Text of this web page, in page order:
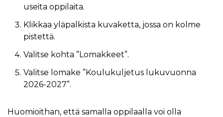
useita oppilaita.
Klikkaa yläpalkista kuvaketta, jossa on kolme
pistettä.
Valitse kohta ”Lomakkeet”.
Valitse lomake ”Koulukuljetus lukuvuonna
2026-2027”.
Huomioithan, että samalla oppilaalla voi olla